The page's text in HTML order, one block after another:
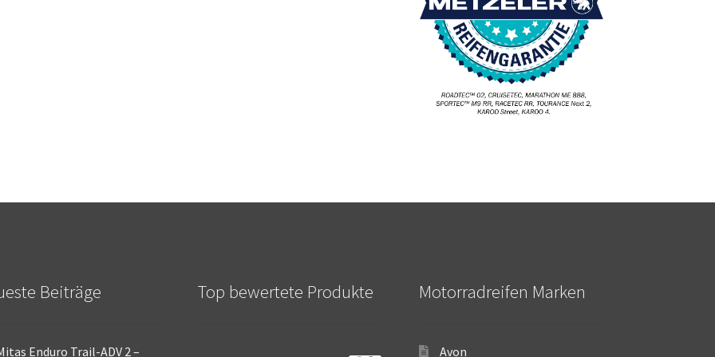
Beiträge
Enduro Trail-ADV 2 –
Top bewertete Produkte Motorradreifen Marken
Avon